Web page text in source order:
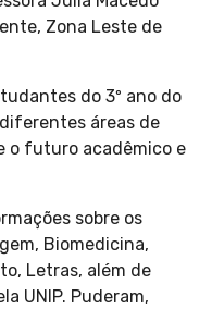
Zona Leste de
do 3º ano do
áreas de
o futuro acadêmico e
sobre os
Biomedicina,
Letras, além de
UNIP. Puderam,